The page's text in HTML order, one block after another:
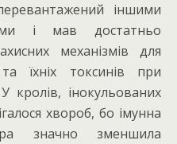
іншими
і мав достатньо
механізмів для
та їхніх токсинів при
кролів, інокульованих
хвороб, бо імунна
значно зменшила